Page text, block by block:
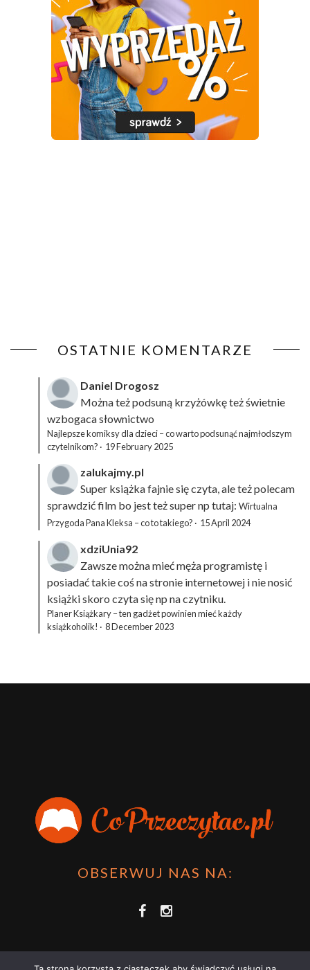
OSTATNIE KOMENTARZE
Daniel Drogosz
Można też podsuną krzyżówkęteż świetnie
wzbogaca słownictwo
Najlepsze komiksy dla dzieci – co warto podsunąć najmłodszym
czytelnikom? · 19 February 2025
zalukajmy.pl
Super książka fajnie się czyta, ale też polecam
sprawdzić film bo jest też super np tutaj: Wirtualna
Przygoda Pana Kleksa – co to takiego? · 15 April 2024
xdziUnia92
Zawsze można mieć męża programistę i
posiadać takie coś na stronie internetowej i nie nosić
książki skoro czyta się np na czytniku.
Planer Książkary – ten gadżet powinien mieć każdy
książkoholik! · 8 December 2023
OBSERWUJ NAS NA: